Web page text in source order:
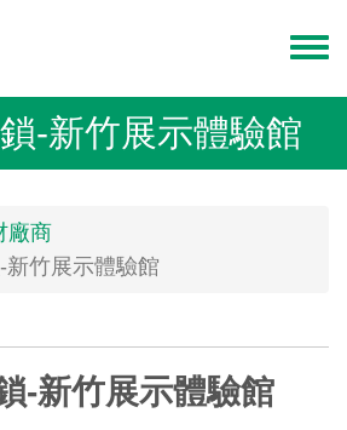
menu
-新竹展示體驗館
廠商
新竹展示體驗館
-新竹展示體驗館